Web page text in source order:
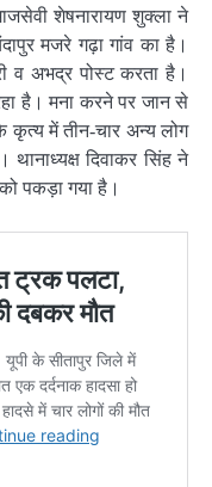
शेषनारायण शुक्ला ने
मजरे गढ़ा गांव का है।
व अभद्र पोस्ट करता है।
है। मना करने पर जान से
कृत्य में तीन-चार अन्य लोग
दिवाकर सिंह ने
पकड़ा गया है।